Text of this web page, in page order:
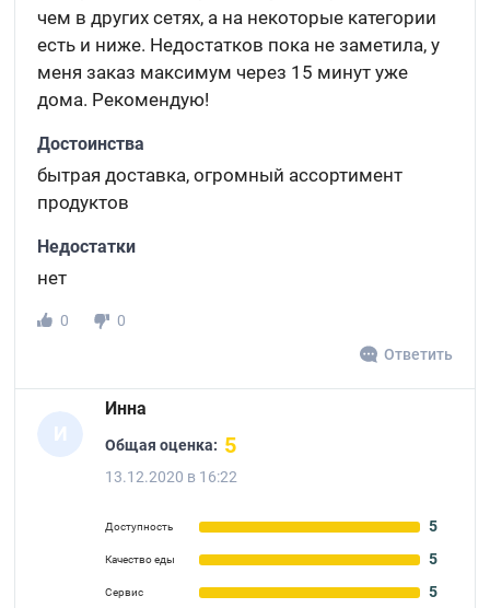
чем в других сетях, а на некоторые категории
есть и ниже. Недостатков пока не заметила, у
меня заказ максимум через 15 минут уже
дома. Рекомендую!
Достоинства
бытрая доставка, огромный ассортимент
продуктов
Недостатки
нет
0
0
Ответить
И
Инна
Общая оценка: 5
13.12.2020 в 16:22
Доступность 5
Качество еды 5
Сервис 5